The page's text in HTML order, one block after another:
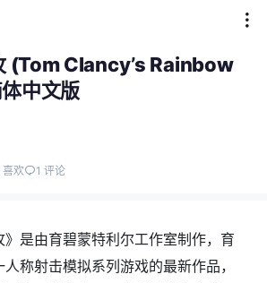
(Tom Clancy’s Rainbow
中文版
喜欢 1 评论
》是由育碧蒙特利尔工作室制作，育
称射击模拟系列游戏的最新作品，